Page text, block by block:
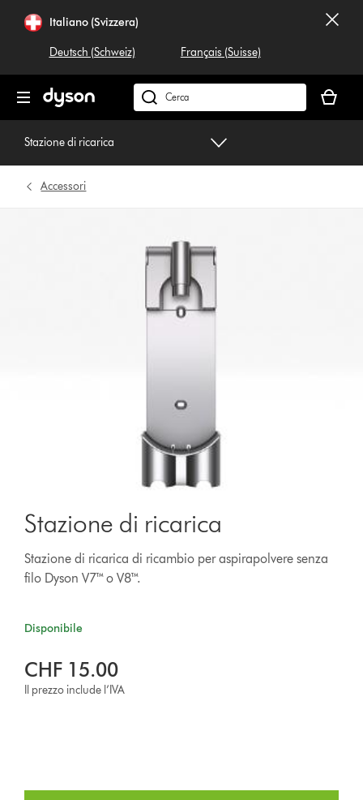
navigazioneItaliano (Svizzera)
Deutsch (Schweiz) Français (Suisse)
Cerca
su
carrello
è
Stazione di ricarica
Accessori
Stazione di ricarica
Stazione di ricarica di ricambio per aspirapolvere senza
filo Dyson V7™ o V8™.
Disponibile
CHF 15.00
Il prezzo include l’IVA